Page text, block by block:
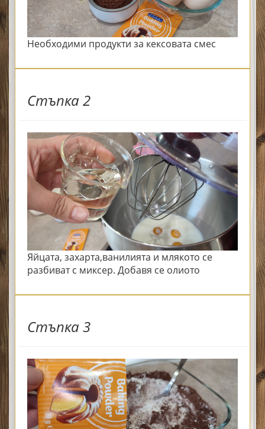
Необходими продукти за кексовата смес
Стъпка 2
Яйцата, захарта,ванилията и млякото се
разбиват с миксер. Добавя се олиото
Стъпка 3